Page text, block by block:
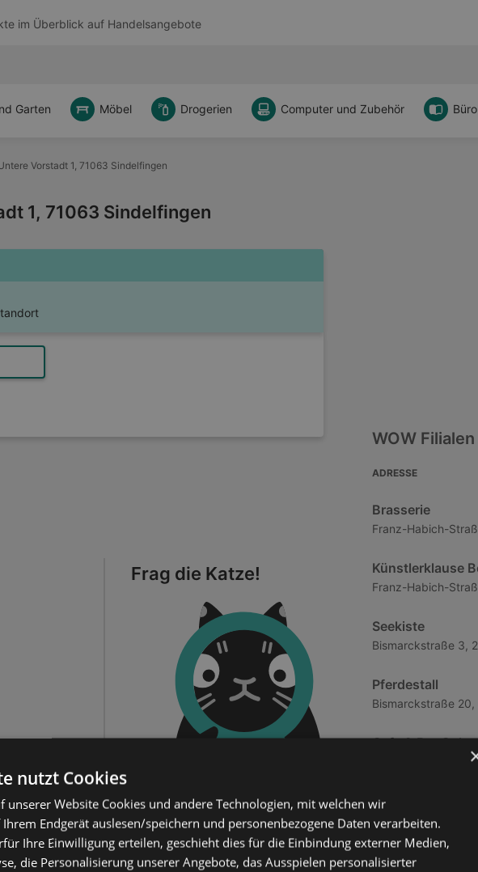
im Überblick auf Handelsangebote
Garten Möbel Drogerien Computer und Zubehör
Vorstadt 1, 71063 Sindelfingen
1, 71063 Sindelfingen
Frag die Katze!
WOW
ADRESSE
Brasserie
Franz-Habich-
Künstlerklause
Franz-Habich-
Seekiste
Bismarckstraße 3,
Pferdestall
Bismarckstraße
Cafe & Bar
Bismarckstraße
Lord Nelson
Bismarckstraße
nutzt Cookies
unserer Website Cookies und andere Technologien, mit welchen wir
Endgerät auslesen/speichern und personenbezogene Daten verarbeiten.
Ihre Einwilligung erteilen, geschieht dies für die Einbindung externer Medien,
die Personalisierung unserer Angebote, das Ausspielen personalisierter